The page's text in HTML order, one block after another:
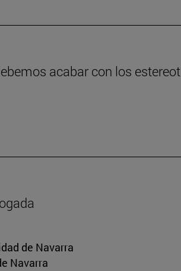
acabar con los
de Navarra
Navarra